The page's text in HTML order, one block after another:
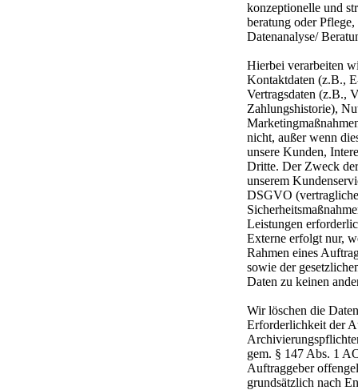
konzeptionelle und
beratung oder
Datenanalyse/
Hierbei verarbeiten
Kontaktdaten (z.B.,
Vertragsdaten (z.B.,
Zahlungshistorie),
nicht, außer wenn
unsere Kunden,
Dritte. Der Zweck
unserem
DSGVO
Leistungen
Externe erfolgt nur,
Rahmen eines
sowie der
Daten zu keinen
Wir löschen die
Erforderlichkeit der
gem. § 147 Abs. 1
Auftraggeber
grundsätzlich nach